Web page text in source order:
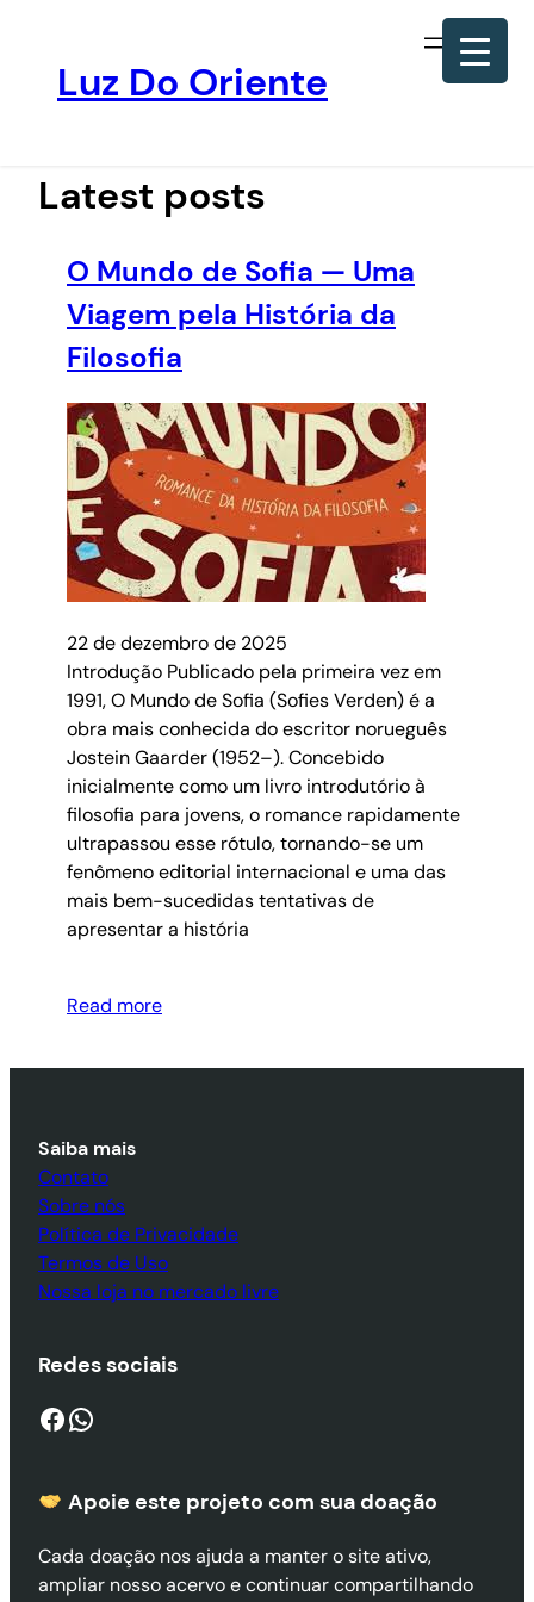
conteúdo
Luz Do Oriente
Latest posts
O Mundo de Sofia — Uma
Viagem pela História da
Filosofia
22 de dezembro de 2025
Introdução Publicado pela primeira vez em
1991, O Mundo de Sofia (Sofies Verden) é a
obra mais conhecida do escritor norueguês
Jostein Gaarder (1952–). Concebido
inicialmente como um livro introdutório à
filosofia para jovens, o romance rapidamente
ultrapassou esse rótulo, tornando-se um
fenômeno editorial internacional e uma das
mais bem-sucedidas tentativas de
apresentar a história
Read more
Saiba mais
Contato
Sobre nós
Política de Privacidade
Termos de Uso
Nossa loja no mercado livre
Redes sociais
Facebook WhatsApp
Apoie este projeto com sua doação
Cada doação nos ajuda a manter o site ativo,
ampliar nosso acervo e continuar compartilhando